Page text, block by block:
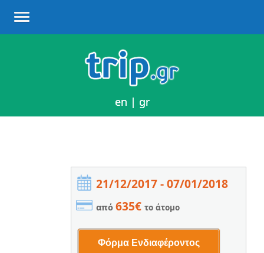
en | gr
en | gr
21/12/2017 - 07/01/2018
από 635€ το άτομο